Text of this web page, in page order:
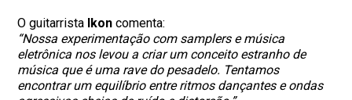
O guitarrista Ikon comenta:
“Nossa experimentação com samplers e música
eletrônica nos levou a criar um conceito estranho de
música que é uma rave do pesadelo. Tentamos
encontrar um equilíbrio entre ritmos dançantes e ondas